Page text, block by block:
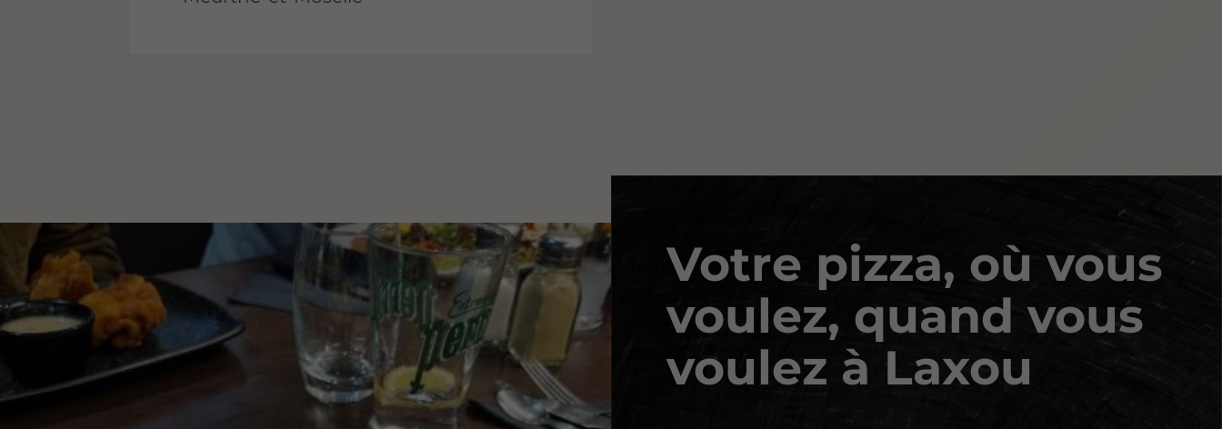
Votre pizza, où vous
voulez, quand vous
voulez à Laxou